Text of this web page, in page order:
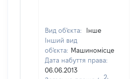
Вид об'єкта:
Інше
Інший вид
об'єкта: Машиномісце
Дата набуття права:
06.06.2013
2